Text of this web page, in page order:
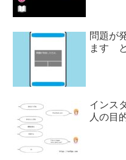
問題が
ます
インス
人の目